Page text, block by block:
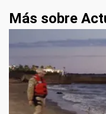
Más sobre